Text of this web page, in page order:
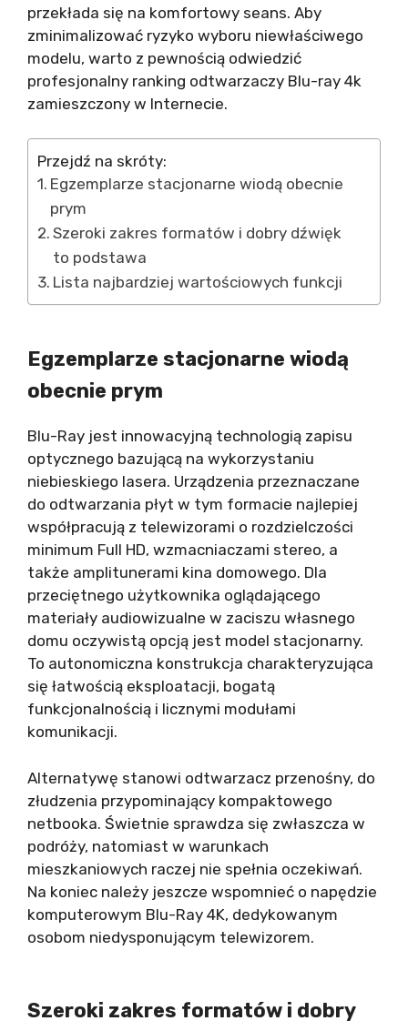
przekłada się na komfortowy seans. Aby
zminimalizować ryzyko wyboru niewłaściwego
modelu, warto z pewnością odwiedzić
profesjonalny ranking odtwarzaczy Blu-ray 4k
zamieszczony w Internecie.
Przejdź na skróty:
Egzemplarze stacjonarne wiodą obecnie
prym
Szeroki zakres formatów i dobry dźwięk
to podstawa
Lista najbardziej wartościowych funkcji
Egzemplarze stacjonarne wiodą
obecnie prym
Blu-Ray jest innowacyjną technologią zapisu
optycznego bazującą na wykorzystaniu
niebieskiego lasera. Urządzenia przeznaczane
do odtwarzania płyt w tym formacie najlepiej
współpracują z telewizorami o rozdzielczości
minimum Full HD, wzmacniaczami stereo, a
także amplitunerami kina domowego. Dla
przeciętnego użytkownika oglądającego
materiały audiowizualne w zaciszu własnego
domu oczywistą opcją jest model stacjonarny.
To autonomiczna konstrukcja charakteryzująca
się łatwością eksploatacji, bogatą
funkcjonalnością i licznymi modułami
komunikacji.
Alternatywę stanowi odtwarzacz przenośny, do
złudzenia przypominający kompaktowego
netbooka. Świetnie sprawdza się zwłaszcza w
podróży, natomiast w warunkach
mieszkaniowych raczej nie spełnia oczekiwań.
Na koniec należy jeszcze wspomnieć o napędzie
komputerowym Blu-Ray 4K, dedykowanym
osobom niedysponującym telewizorem.
Szeroki zakres formatów i dobry